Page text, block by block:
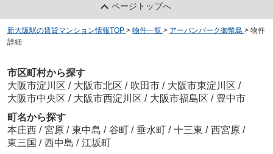
ページトップへ
新大阪駅の賃貸マンション情報TOP > 物件一覧 > アーバンパーク御幣島 > 物件
詳細
市区町村から探す
大阪市淀川区 / 大阪市北区 / 吹田市 / 大阪市東淀川区 /
大阪市中央区 / 大阪市西淀川区 / 大阪市福島区 / 豊中市
町名から探す
本庄西 / 宮原 / 東中島 / 谷町 / 垂水町 / 十三東 / 西宮原 /
東三国 / 西中島 / 江坂町